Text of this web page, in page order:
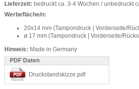
Lieferzeit: bedruckt ca. 3-4 Wochen / unbedruckt
Werbefläche/n:
20x14 mm (Tampondruck | Vorderseite/
ø 17 mm (Tampondruck | Vorderseite/
Hinweis: Made in Germany
PDF Daten
Druckstandskizze.pdf